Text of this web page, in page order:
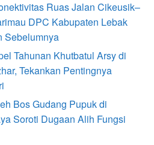
Ruas Jalan Cikeusik–
DPC Kabupaten Lebak
Sebelumnya
Tahunan Khutbatul Arsy di
Tekankan Pentingnya
Bos Gudang Pupuk di
Soroti Dugaan Alih Fungsi